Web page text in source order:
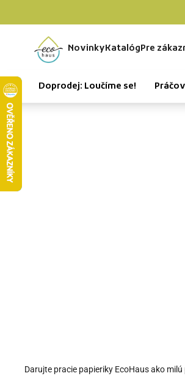
Domov
NovinkyKatalógPre
Doprodej: Loučíme se!
Darujte pracie papieriky EcoHaus ako